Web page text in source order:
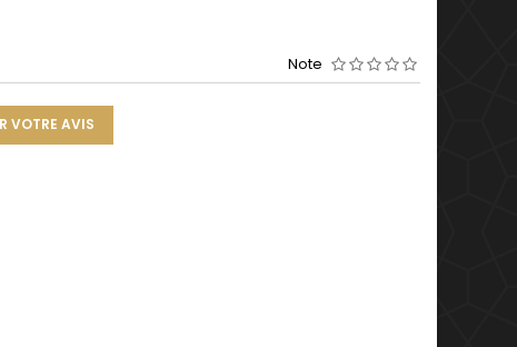
Note
VOTRE AVIS